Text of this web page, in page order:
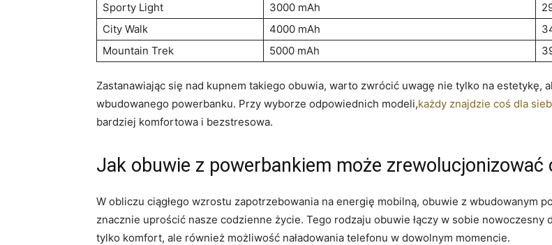
Sporty Light
3000 mAh
City Walk
4000 mAh
Mountain Trek
5000 mAh
Zastanawiając się nad kupnem takiego obuwia, warto zwrócić uwagę nie tylko na estetykę,
wbudowanego powerbanku. Przy wyborze odpowiednich modeli,każdy znajdzie coś dla
bardziej komfortowa i bezstresowa.
Jak obuwie z powerbankiem może zrewolucjonizować
W obliczu ciągłego wzrostu zapotrzebowania na energię mobilną, obuwie z wbudowanym
znacznie uprościć nasze codzienne życie. Tego rodzaju obuwie łączy w sobie
tylko komfort, ale również możliwość naładowania telefonu w dowolnym momencie.